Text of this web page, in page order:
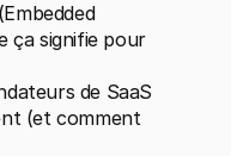
ça signifie pour
de SaaS
(et comment